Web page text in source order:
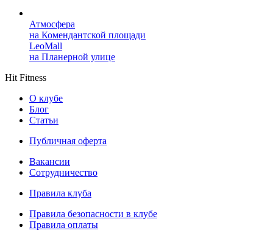
Атмосфера
на Комендантской площади
LeoMall
на Планерной улице
Hit Fitness
О клубе
Блог
Статьи
Публичная оферта
Вакансии
Сотрудничество
Правила клуба
Правила безопасности в клубе
Правила оплаты